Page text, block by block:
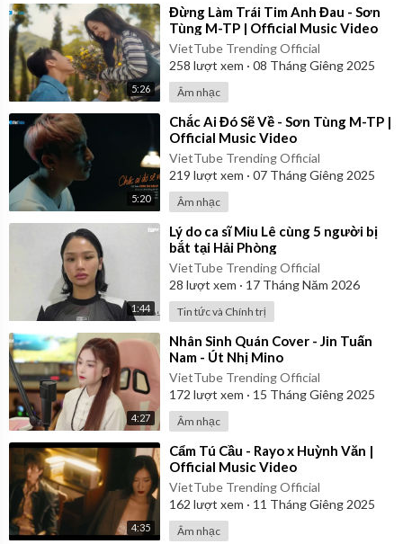
5:26
⁣Đừng Làm Trái Tim Anh Đau - Sơn
Tùng M-TP | Official Music Video
VietTube Trending Official
258 lượt xem · 08 Tháng Giêng 2025
Âm nhạc
5:20
⁣Chắc Ai Đó Sẽ Về - Sơn Tùng M-TP |
Official Music Video
VietTube Trending Official
219 lượt xem · 07 Tháng Giêng 2025
Âm nhạc
1:44
⁣Lý do ca sĩ Miu Lê cùng 5 người bị
bắt tại Hải Phòng
VietTube Trending Official
28 lượt xem · 17 Tháng Năm 2026
Tin tức và Chính trị
4:27
⁣Nhân Sinh Quán Cover - Jin Tuấn
Nam - Út Nhị Mino
VietTube Trending Official
172 lượt xem · 15 Tháng Giêng 2025
Âm nhạc
4:35
⁣Cẩm Tú Cầu - Rayo x Huỳnh Văn |
Official Music Video
VietTube Trending Official
162 lượt xem · 11 Tháng Giêng 2025
Âm nhạc